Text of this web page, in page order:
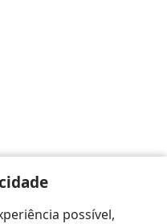
possível,